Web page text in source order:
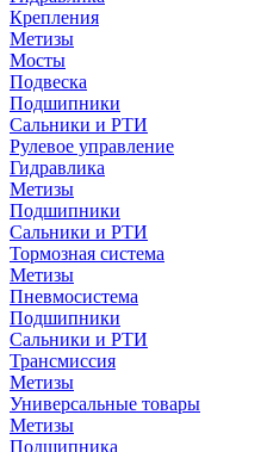
Крепления
Метизы
Мосты
Подвеска
Подшипники
Сальники и РТИ
Рулевое управление
Гидравлика
Метизы
Подшипники
Сальники и РТИ
Тормозная система
Метизы
Пневмосистема
Подшипники
Сальники и РТИ
Трансмиссия
Метизы
Универсальные товары
Метизы
Подшипника